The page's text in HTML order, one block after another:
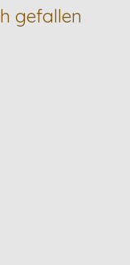
gefallen